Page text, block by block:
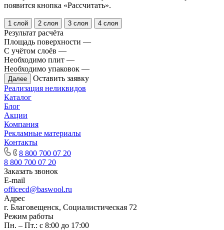
появится кнопка «Рассчитать».
1 слой 2 слоя 3 слоя 4 слоя
Результат расчёта
Площадь поверхности —
С учётом слоёв —
Необходимо плит —
Необходимо упаковок —
Далее
Оставить заявку
Реализация неликвидов
Каталог
Блог
Акции
Компания
Рекламные материалы
Контакты
8 800 700 07 20
8 800 700 07 20
Заказать звонок
E-mail
officecd@baswool.ru
Адрес
г. Благовещенск, Социалистическая 72
Режим работы
Пн. – Пт.: с 8:00 до 17:00